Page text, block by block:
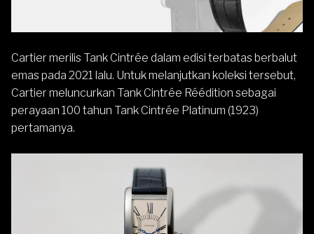
Cartier merilis Tank Cintrée dalam edisi terbatas berbalut
emas pada 2021 lalu. Untuk melanjutkan koleksi tersebut,
Cartier meluncurkan Tank Cintrée Réédition sebagai
perayaan 100 tahun Tank Cintrée Platinum (1923)
pertamanya.